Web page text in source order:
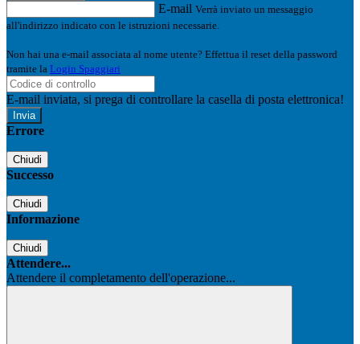
E-mail Verrà inviato un messaggio
all'indirizzo indicato con le istruzioni necessarie.
Non hai una e-mail associata al nome utente? Effettua il reset della password
tramite la Login Spaggiari
E-mail inviata, si prega di controllare la casella di posta elettronica!
Errore
Chiudi
Successo
Chiudi
Informazione
Chiudi
Attendere...
Attendere il completamento dell'operazione...